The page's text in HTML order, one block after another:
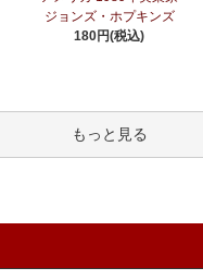
ジョンズ・ホプキンズ
180円(税込)
もっと見る